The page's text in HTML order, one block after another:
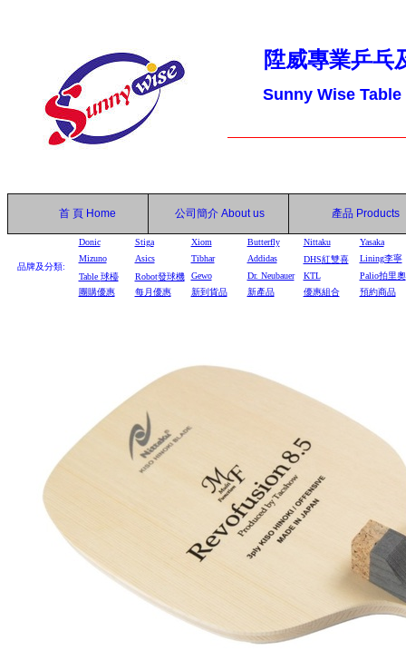
陞威專業乒乓
Sunny Wise
首 頁 Home 公司簡介 About us 產品 Products
品牌及分類:
Donic Stiga Xiom Butterfly Nittaku
Yasaka
Mizuno
Asics Tibhar Addidas DHS紅雙喜
Lining李寧
Table 球檯 Robot發球機 Gewo Dr. Neubauer KTL
Palio拍里奧
團購優惠
每月優惠 新到貨品 新產品 優惠組合 預約商品